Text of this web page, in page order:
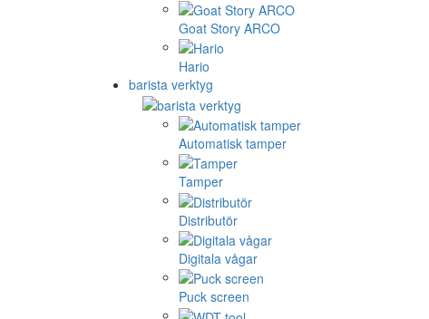
Goat Story ARCO
Hario
barista verktyg
Automatisk tamper
Tamper
Distributör
Digitala vågar
Puck screen